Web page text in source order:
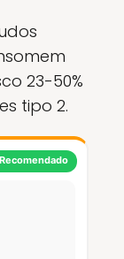
23-50%
tipo 2.